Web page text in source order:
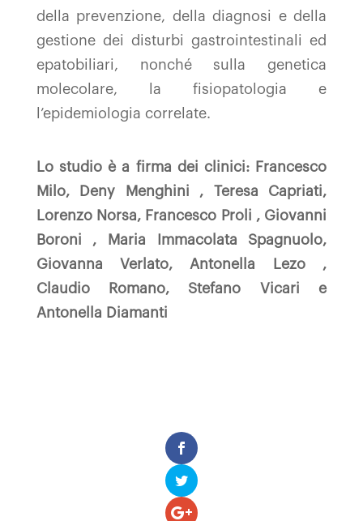
della prevenzione, della diagnosi e della
gestione dei disturbi gastrointestinali ed
epatobiliari, nonché sulla genetica
molecolare, la fisiopatologia e
l’epidemiologia correlate.
Lo studio è a firma dei clinici:
Francesco
Milo, Deny Menghini , Teresa Capriati,
Lorenzo Norsa, Francesco Proli , Giovanni
Boroni , Maria Immacolata Spagnuolo,
Giovanna Verlato, Antonella Lezo ,
Claudio Romano, Stefano Vicari e
Antonella Diamanti